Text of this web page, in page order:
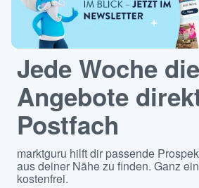
Jede Woche
Angebote
Postfach
marktguru hilft dir passende
aus deiner Nähe zu finden. Ganz
kostenfrei.